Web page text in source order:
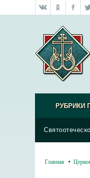
РУБРИКИ
Главная